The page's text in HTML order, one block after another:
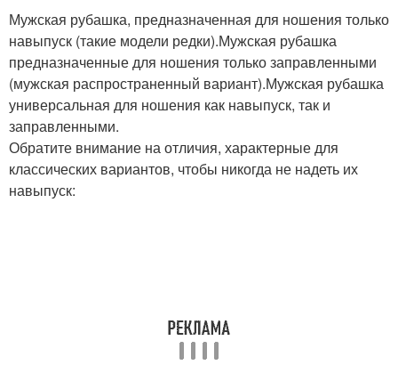
Рубашка в женском
гардеробе
Цветовые сочетания
Мужская рубашка, предназначенная для ношения только
навыпуск (такие модели редки).Мужская рубашка
предназначенные для ношения только заправленными
(мужская распространенный вариант).Мужская рубашка
универсальная для ношения как навыпуск, так и
заправленными.
Обратите внимание на отличия, характерные для
классических вариантов, чтобы никогда не надеть их
навыпуск: